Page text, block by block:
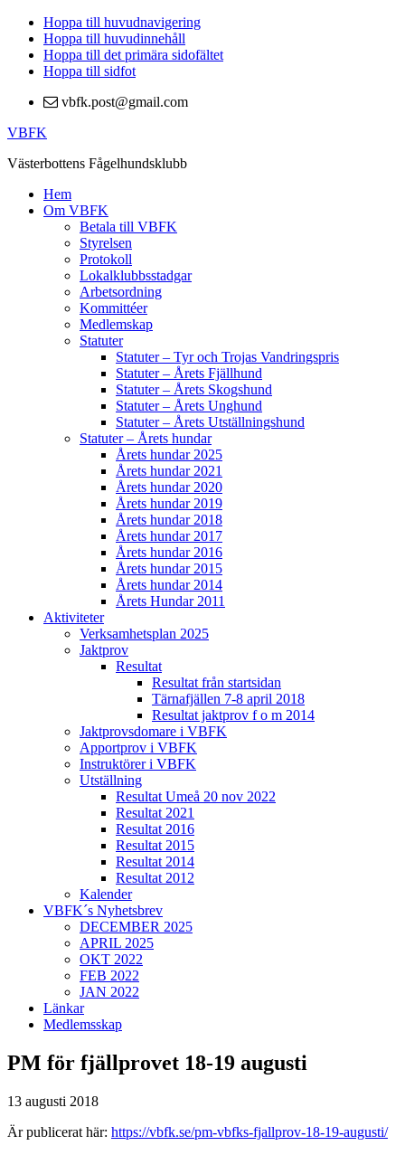
Hoppa till huvudnavigering
Hoppa till huvudinnehåll
Hoppa till det primära sidofältet
Hoppa till sidfot
vbfk.post@gmail.com
VBFK
Västerbottens Fågelhundsklubb
Hem
Om VBFK
Betala till VBFK
Styrelsen
Protokoll
Lokalklubbsstadgar
Arbetsordning
Kommittéer
Medlemskap
Statuter
Statuter – Tyr och Trojas Vandringspris
Statuter – Årets Fjällhund
Statuter – Årets Skogshund
Statuter – Årets Unghund
Statuter – Årets Utställningshund
Statuter – Årets hundar
Årets hundar 2025
Årets hundar 2021
Årets hundar 2020
Årets hundar 2019
Årets hundar 2018
Årets hundar 2017
Årets hundar 2016
Årets hundar 2015
Årets hundar 2014
Årets Hundar 2011
Aktiviteter
Verksamhetsplan 2025
Jaktprov
Resultat
Resultat från startsidan
Tärnafjällen 7-8 april 2018
Resultat jaktprov f o m 2014
Jaktprovsdomare i VBFK
Apportprov i VBFK
Instruktörer i VBFK
Utställning
Resultat Umeå 20 nov 2022
Resultat 2021
Resultat 2016
Resultat 2015
Resultat 2014
Resultat 2012
Kalender
VBFK´s Nyhetsbrev
DECEMBER 2025
APRIL 2025
OKT 2022
FEB 2022
JAN 2022
Länkar
Medlemsskap
PM för fjällprovet 18-19 augusti
13 augusti 2018
Är publicerat här: https://vbfk.se/pm-vbfks-fjallprov-18-19-augusti/